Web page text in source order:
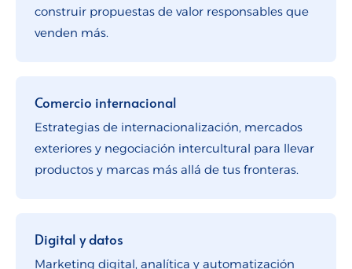
construir propuestas de valor responsables que
venden más.
Comercio internacional
Estrategias de internacionalización, mercados
exteriores y negociación intercultural para llevar
productos y marcas más allá de tus fronteras.
Digital y datos
Marketing digital, analítica y automatización